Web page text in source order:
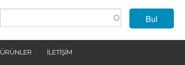
Bul
ÜRÜNLER İLETIŞIM